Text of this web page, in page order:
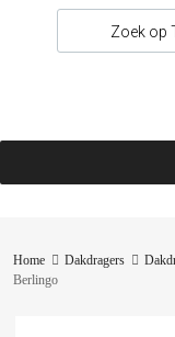
Home Dakdragers
Berlingo